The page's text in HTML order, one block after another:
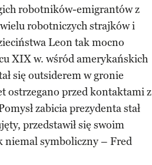
robotników-emigrantów z
robotniczych strajków i
Leon tak mocno
XIX w. wśród amerykańskich
się outsiderem w gronie
ostrzegano przed kontaktami z
zabicia prezydenta stał
przedstawił się swoim
niemal symboliczny – Fred